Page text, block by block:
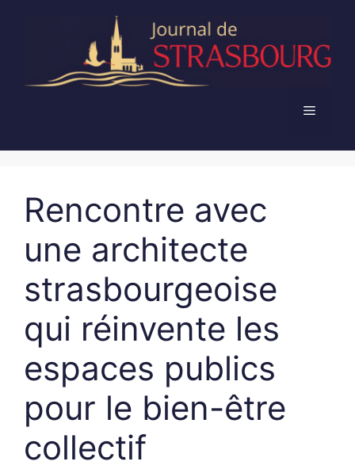
Menu
Rencontre avec
une architecte
strasbourgeoise
qui réinvente les
espaces publics
pour le bien-être
collectif